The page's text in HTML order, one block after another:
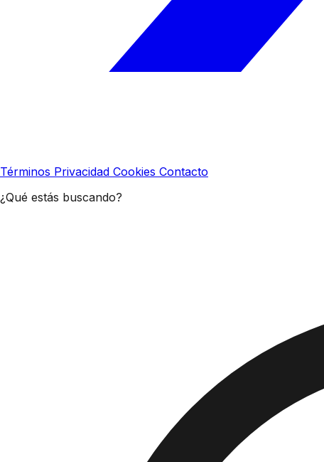
Términos Privacidad Cookies Contacto
¿Qué estás buscando?